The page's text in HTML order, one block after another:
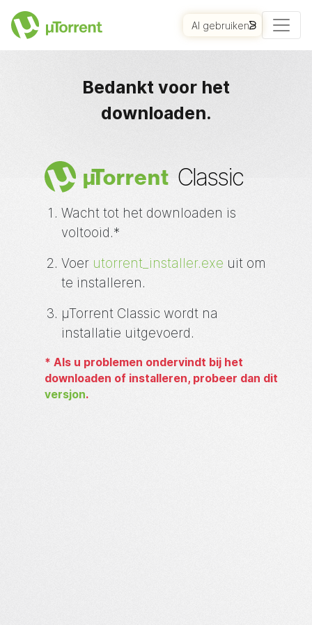
AAN DE SLAG
AI gebruiken
Bedankt voor het
downloaden.
µTorrent Classic
Wacht tot het downloaden is
voltooid.*
Voer utorrent_installer.exe uit om
te installeren.
µTorrent Classic wordt na
installatie uitgevoerd.
* Als u problemen ondervindt bij het
downloaden of installeren, probeer dan dit
versjon.